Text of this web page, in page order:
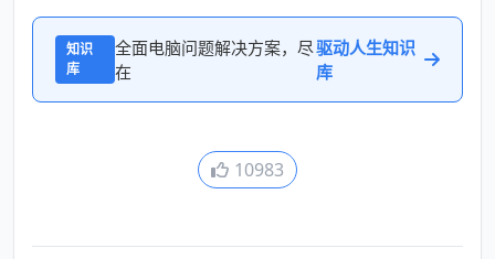
知识
库
全面电脑问题解决方案，尽
在
驱动人生知识
库
10983